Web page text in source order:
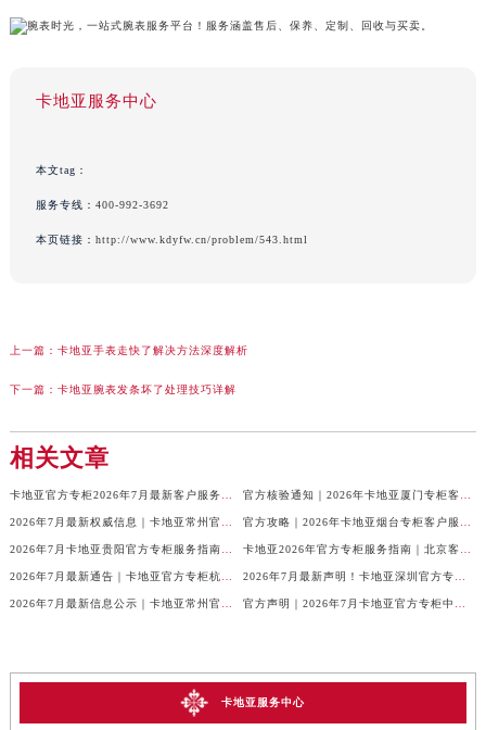
卡地亚服务中心
本文tag：
服务专线： 400-992-3692
本页链接： http://www.kdyfw.cn/problem/543.html
上一篇： 卡地亚手表走快了解决方法深度解析
下一篇： 卡地亚腕表发条坏了处理技巧详解
相关文章
卡地亚服务中心